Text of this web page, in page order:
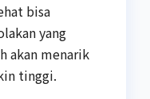
bisa
yang
akan menarik
tinggi.